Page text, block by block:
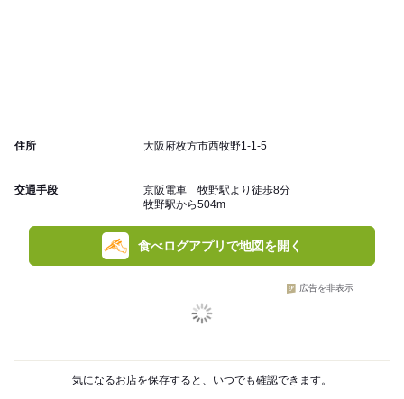
住所 大阪府枚方市西牧野1-1-5
交通手段
京阪電車 牧野駅より徒歩8分
牧野駅から504m
食べログアプリで地図を開く
広告を非表示
気になるお店を保存すると、いつでも確認できます。